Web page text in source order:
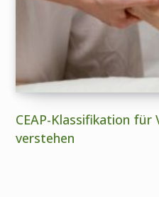
CEAP-Klassifikation für
verstehen